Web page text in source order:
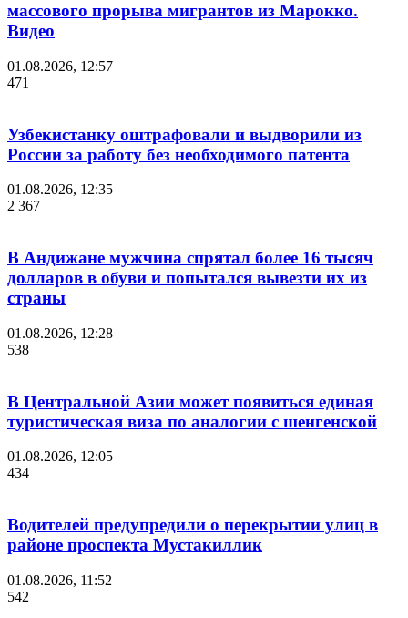
массового прорыва мигрантов из Марокко.
Видео
01.08.2026, 12:57
471
Узбекистанку оштрафовали и выдворили из
России за работу без необходимого патента
01.08.2026, 12:35
2 367
В Андижане мужчина спрятал более 16 тысяч
долларов в обуви и попытался вывезти их из
страны
01.08.2026, 12:28
538
В Центральной Азии может появиться единая
туристическая виза по аналогии с шенгенской
01.08.2026, 12:05
434
Водителей предупредили о перекрытии улиц в
районе проспекта Мустакиллик
01.08.2026, 11:52
542